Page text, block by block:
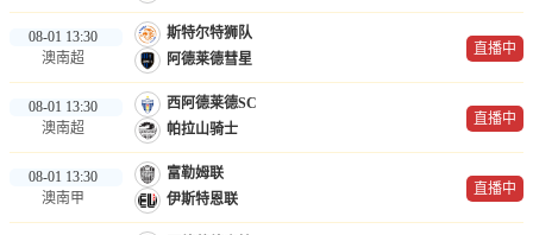
08-01 13:30
澳南超
斯特尔特狮队
阿德莱德彗星
直播中
08-01 13:30
澳南超
西阿德莱德SC
帕拉山骑士
直播中
08-01 13:30
澳南甲
富勒姆联
伊斯特恩联
直播中